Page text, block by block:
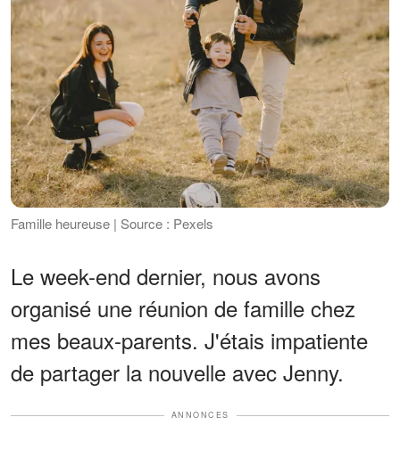
Famille heureuse | Source : Pexels
Le week-end dernier, nous avons
organisé une réunion de famille chez
mes beaux-parents. J'étais impatiente
de partager la nouvelle avec Jenny.
ANNONCES